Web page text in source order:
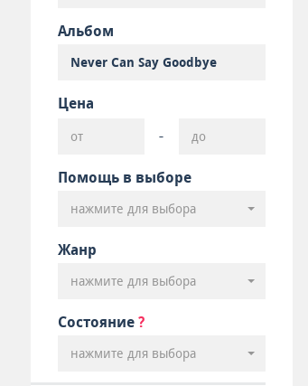
Альбом
Цена
-
Помощь в выборе
нажмите для выбора
Жанр
нажмите для выбора
Состояние ?
нажмите для выбора